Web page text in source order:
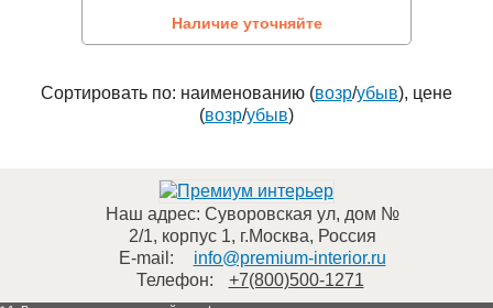
Наличие уточняйте
Сортировать по: наименованию (возр/убыв), цене
(возр/убыв)
Наш адрес: Суворовская ул, дом №
2/1, корпус 1, г.Москва, Россия
E-mail:
info@premium-interior.ru
Телефон:
+7(800)500-1271